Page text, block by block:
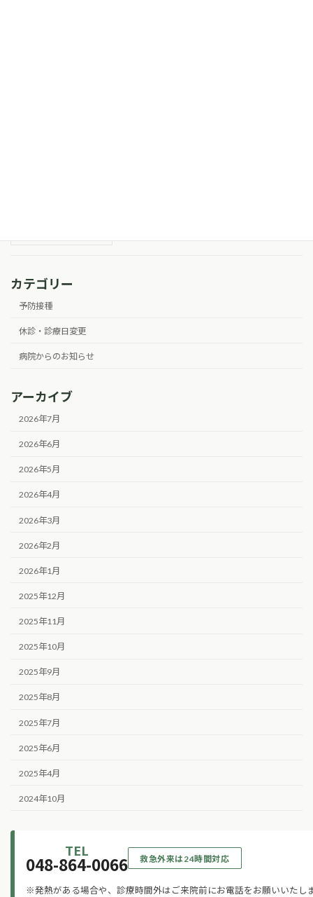
カテゴリー
予防接種
休診・診療日変更
病院からのお知らせ
アーカイブ
2026年7月
2026年6月
2026年5月
2026年4月
2026年3月
2026年2月
2026年1月
2025年12月
2025年11月
2025年10月
2025年9月
2025年8月
2025年7月
2025年6月
2025年4月
2024年10月
TEL
048-864-0066 救急外来は24時間対応
※発熱がある場合や、診療時間外はご来院前にお電話をお願いいたし